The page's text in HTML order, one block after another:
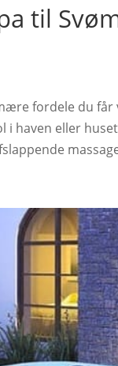
til
fordele du får
haven eller